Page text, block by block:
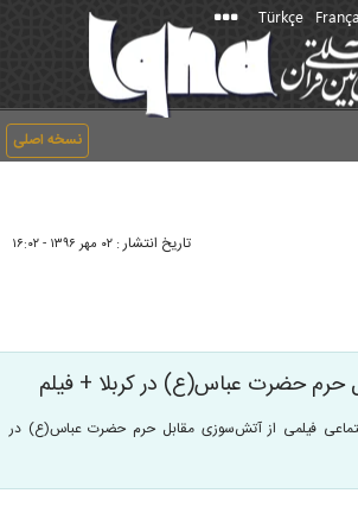
Türkçe
نسخه اصلی
تاریخ انتشار : ۰۲ مهر ۱۳۹۶ - ۱۶:۰۲
حضرت عباس(ع) در کربلا + فیلم
فیلمی از آتش‌سوزی مقابل حرم حضرت عباس(ع) در